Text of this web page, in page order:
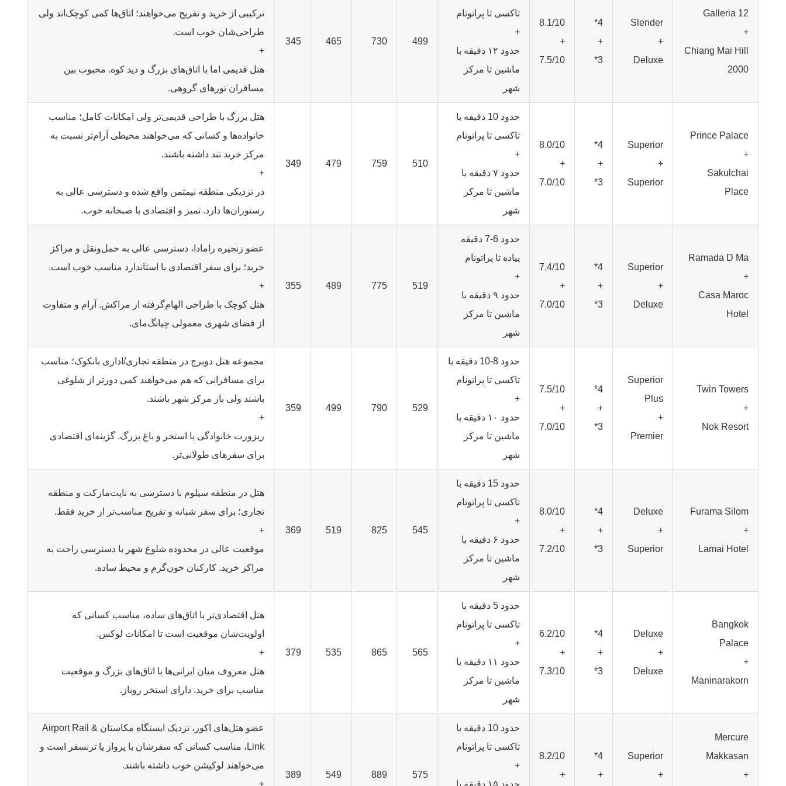
Galleria 12
+
Chiang Mai Hill
2000
Slender
+
Deluxe
4*
+
3*
8.1/10
+
7.5/10
تاکسی تا پراتونام
+
حدود ۱۲ دقیقه با
ماشین تا مرکز
شهر
499
730
465
345
ترکیبی از خرید و تفریح می‌خواهند؛ اتاق‌ها کمی کوچک‌اند ولی
طراحی‌شان خوب است.
+
هتل قدیمی اما با اتاق‌های بزرگ و دید کوه. محبوب بین
مسافران تورهای گروهی.
Prince Palace
+
Sakulchai
Place
Superior
+
Superior
4*
+
3*
8.0/10
+
7.0/10
حدود 10 دقیقه با
تاکسی تا پراتونام
+
حدود ۷ دقیقه با
ماشین تا مرکز
شهر
510
759
479
349
هتل بزرگ با طراحی قدیمی‌تر ولی امکانات کامل؛ مناسب
خانواده‌ها و کسانی که می‌خواهند محیطی آرام‌تر نسبت به
مرکز خرید تند داشته باشند.
+
در نزدیکی منطقه نیمتمن واقع شده و دسترسی عالی به
رستوران‌ها دارد. تمیز و اقتصادی با صبحانه خوب.
Ramada D Ma
+
Casa Maroc
Hotel
Superior
+
Deluxe
4*
+
3*
7.4/10
+
7.0/10
حدود 6-7 دقیقه
پیاده تا پراتونام
+
حدود ۹ دقیقه با
ماشین تا مرکز
شهر
519
775
489
355
عضو زنجیره رامادا، دسترسی عالی به حمل‌ونقل و مراکز
خرید؛ برای سفر اقتصادی با استاندارد مناسب خوب است.
+
هتل کوچک با طراحی الهام‌گرفته از مراکش. آرام و متفاوت
از فضای شهری معمولی چیانگ‌مای.
Twin Towers
+
Nok Resort
Superior
Plus
+
Premier
4*
+
3*
7.5/10
+
7.0/10
حدود 8-10 دقیقه با
تاکسی تا پراتونام
+
حدود ۱۰ دقیقه با
ماشین تا مرکز
شهر
529
790
499
359
مجموعه هتل دوبرج در منطقه تجاری/اداری بانکوک؛ مناسب
برای مسافرانی که هم می‌خواهند کمی دورتر از شلوغی
باشند ولی باز مرکز شهر باشند.
+
ریزورت خانوادگی با استخر و باغ بزرگ. گزینه‌ای اقتصادی
برای سفرهای طولانی‌تر.
Furama Silom
+
Lamai Hotel
Deluxe
+
Superior
4*
+
3*
8.0/10
+
7.2/10
حدود 15 دقیقه با
تاکسی تا پراتونام
+
حدود ۶ دقیقه با
ماشین تا مرکز
شهر
545
825
519
369
هتل در منطقه سیلوم با دسترسی به نایت‌مارکت و منطقه
تجاری؛ برای سفر شبانه و تفریح مناسب‌تر از خرید فقط.
+
موقعیت عالی در محدوده شلوغ شهر با دسترسی راحت به
مراکز خرید. کارکنان خون‌گرم و محیط ساده.
Bangkok
Palace
+
Maninarakorn
Deluxe
+
Deluxe
4*
+
3*
6.2/10
+
7.3/10
حدود 5 دقیقه با
تاکسی تا پراتونام
+
حدود ۱۱ دقیقه با
ماشین تا مرکز
شهر
565
865
535
379
هتل اقتصادی‌تر با اتاق‌های ساده، مناسب کسانی که
اولویت‌شان موقعیت است تا امکانات لوکس.
+
هتل معروف میان ایرانی‌ها با اتاق‌های بزرگ و موقعیت
مناسب برای خرید. دارای استخر روباز.
Mercure
Makkasan
+
Superior
+
4*
+
8.2/10
+
حدود 10 دقیقه با
تاکسی تا پراتونام
+
575
889
549
389
عضو هتل‌های اکور، نزدیک ایستگاه مکاستان & Airport Rail
Link، مناسب کسانی که سفرشان با پرواز یا ترنسفر است و
می‌خواهند لوکیشن خوب داشته باشند.